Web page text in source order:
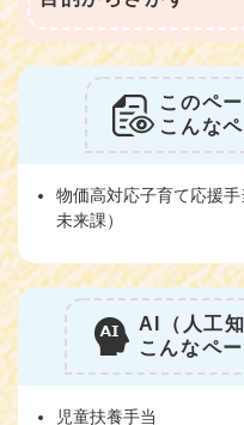
このペ
こんな
物価高対応子育て応援
未来課）
AI（人工
こんなペ
児童扶養手当